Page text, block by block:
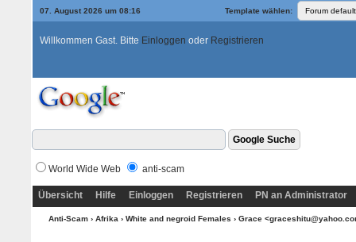
07. August 2026 um 08:16 Template wählen:
Willkommen Gast. Bitte Einloggen oder Registrieren
World Wide Web anti-scam
Übersicht Hilfe Einloggen Registrieren PN an Administrator
Anti-Scam› Afrika › White and negroid Females › Grace